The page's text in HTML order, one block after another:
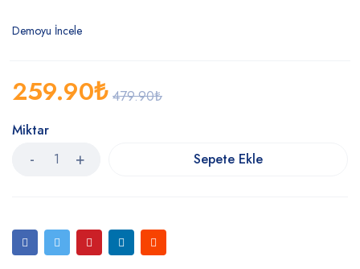
Demoyu İncele
479.90₺
259.90₺
Miktar
Sepete Ekle